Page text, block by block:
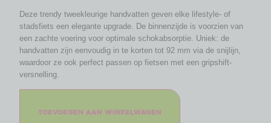
Deze trendy tweekleurige handvatten geven elke lifestyle- of
stadsfiets een elegante upgrade. De binnenzijde is voorzien van
een zachte voering voor optimale schokabsorptie. Uniek: de
handvatten zijn eenvoudig in te korten tot 92 mm via de snijlijn,
waardoor ze ook perfect passen op fietsen met een gripshift-
versnelling.
Toevoegen aan winkelwagen